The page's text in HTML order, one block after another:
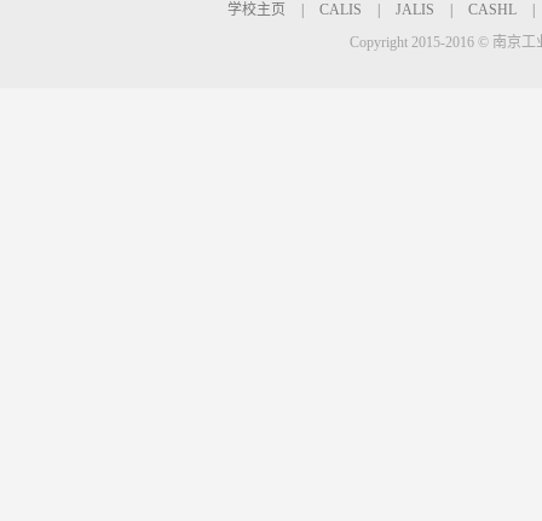
学校主页 CALIS JALIS CASHL
Copyright 2015-2016 © 南京工